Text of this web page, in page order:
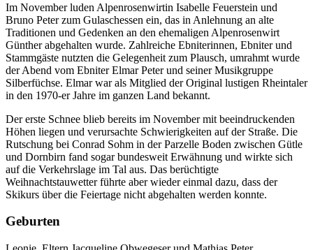
Im November luden Alpenrosenwirtin Isabelle Feuerstein und
Bruno Peter zum Gulaschessen ein, das in Anlehnung an alte
Traditionen und Gedenken an den ehemaligen Alpenrosenwirt
Günther abgehalten wurde. Zahlreiche Ebniterinnen, Ebniter und
Stammgäste nutzten die Gelegenheit zum Plausch, umrahmt wurde
der Abend vom Ebniter Elmar Peter und seiner Musikgruppe
Silberfüchse. Elmar war als Mitglied der Original lustigen Rheintaler
in den 1970-er Jahre im ganzen Land bekannt.
Der erste Schnee blieb bereits im November mit beeindruckenden
Höhen liegen und verursachte Schwierigkeiten auf der Straße. Die
Rutschung bei Conrad Sohm in der Parzelle Boden zwischen Gütle
und Dornbirn fand sogar bundesweit Erwähnung und wirkte sich
auf die Verkehrslage im Tal aus. Das berüchtigte
Weihnachtstauwetter führte aber wieder einmal dazu, dass der
Skikurs über die Feiertage nicht abgehalten werden konnte.
Geburten